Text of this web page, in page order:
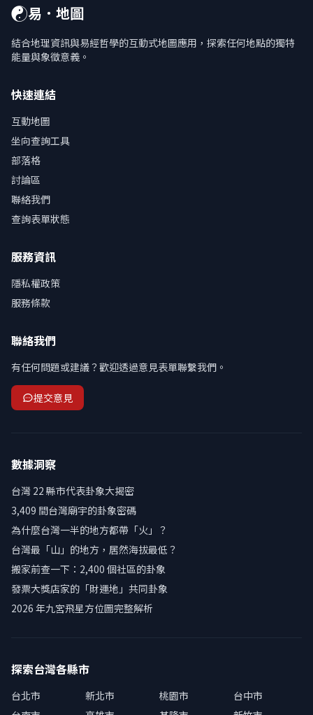
☯易．地圖
結合地理資訊與易經哲學的互動式地圖應用，探索任何地點的獨特
能量與象徵意義。
快速連結
互動地圖
坐向查詢工具
部落格
討論區
聯絡我們
查詢表單狀態
服務資訊
隱私權政策
服務條款
聯絡我們
有任何問題或建議？歡迎透過意見表單聯繫我們。
提交意見
數據洞察
台灣 22 縣市代表卦象大揭密
3,409 間台灣廟宇的卦象密碼
為什麼台灣一半的地方都帶「火」？
台灣最「山」的地方，居然海拔最低？
搬家前查一下：2,400 個社區的卦象
發票大獎店家的「財運地」共同卦象
2026 年九宮飛星方位圖完整解析
探索台灣各縣市
台北市 新北市 桃園市
台中市